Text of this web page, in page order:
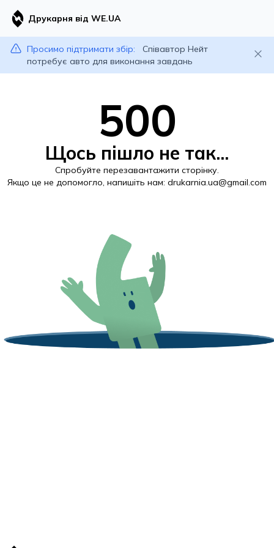
Друкарня від WE.UA
Просимо підтримати збір:
Співавтор Нейт
потребує авто для виконання завдань
500
Щось пішло не так...
Спробуйте перезавантажити сторінку.
Якщо це не допомогло, напишіть нам: drukarnia.ua@gmail.com